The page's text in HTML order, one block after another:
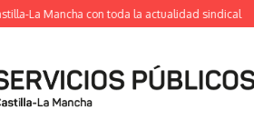
La Mancha con toda la actualidad sindical